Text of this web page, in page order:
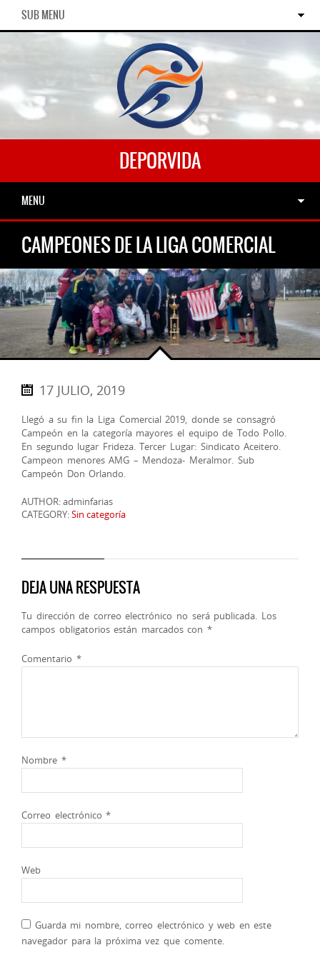
SUB MENU
DEPORVIDA
MENU
CAMPEONES DE LA LIGA COMERCIAL
17 JULIO, 2019
Llegó a su fin la Liga Comercial 2019, donde se consagró
Campeón en la categoría mayores el equipo de Todo Pollo.
En segundo lugar Frideza. Tercer Lugar: Sindicato Aceitero.
Campeon menores AMG – Mendoza- Meralmor. Sub
Campeón Don Orlando.
AUTHOR: adminfarias
CATEGORY:Sin categoría
DEJA UNA RESPUESTA
Tu dirección de correo electrónico no será publicada. Los
campos obligatorios están marcados con *
Comentario *
Nombre *
Correo electrónico*
Web
Guarda mi nombre, correo electrónico y web en este
navegador para la próxima vez que comente.